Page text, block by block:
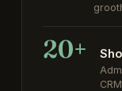
20+